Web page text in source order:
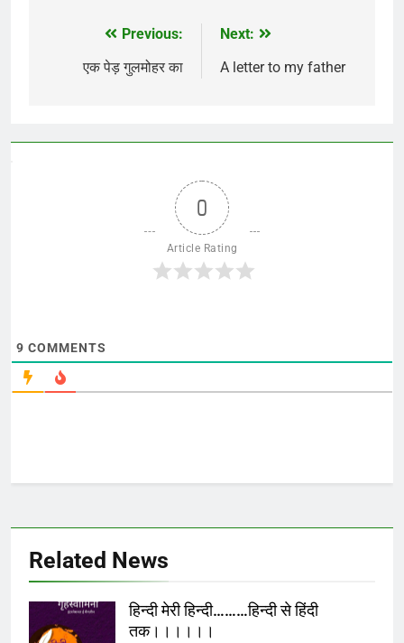
navigation
Previous:
एक पेड़ गुलमोहर का
Next:
A letter to my father
0
Article Rating
9 COMMENTS
Related News
हिन्दी मेरी हिन्दी………हिन्दी से हिंदी
तक।।।।।।